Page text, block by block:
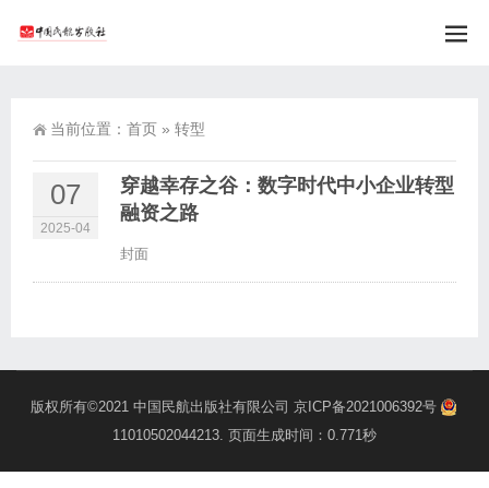
当前位置： 首页 » 转型
07
2025-04
穿越幸存之谷：数字时代中小企业转型
融资之路
封面
版权所有©2021 中国民航出版社有限公司 京ICP备2021006392号
11010502044213. 页面生成时间：0.771秒